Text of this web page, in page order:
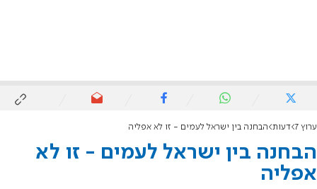
ערוץ 7 דעות הבחנה בין ישראל לעמים - זו לא אפליה
הבחנה בין ישראל לעמים - זו לא
אפליה